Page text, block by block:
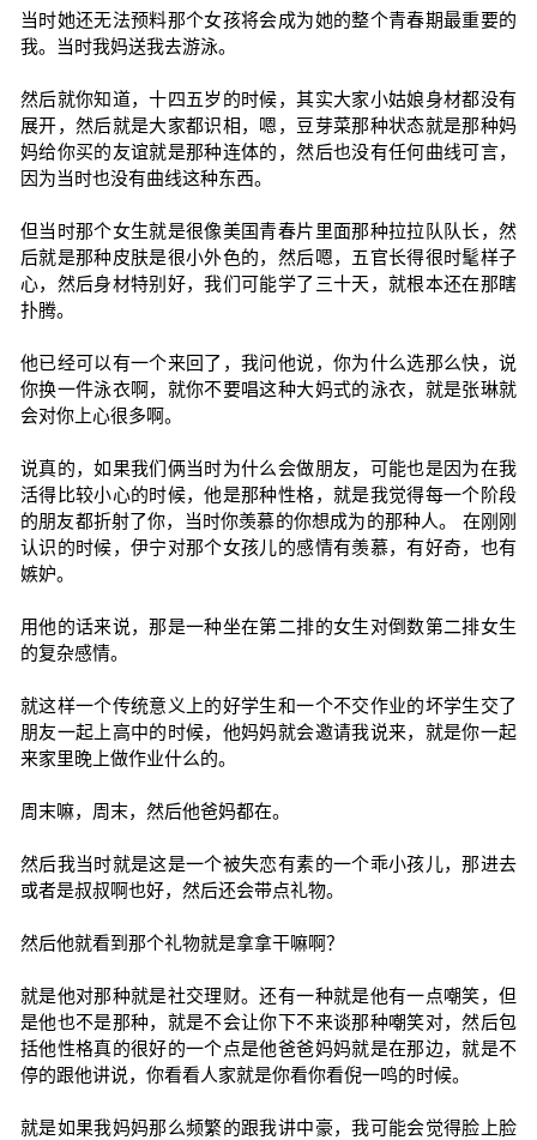
当时她还无法预料那个女孩将会成为她的整个青春期最重要的
我。当时我妈送我去游泳。
然后就你知道，十四五岁的时候，其实大家小姑娘身材都没有
展开，然后就是大家都识相，嗯，豆芽菜那种状态就是那种妈
妈给你买的友谊就是那种连体的，然后也没有任何曲线可言，
因为当时也没有曲线这种东西。
但当时那个女生就是很像美国青春片里面那种拉拉队队长，然
后就是那种皮肤是很小外色的，然后嗯，五官长得很时髦样子
心，然后身材特别好，我们可能学了三十天，就根本还在那瞎
扑腾。
他已经可以有一个来回了，我问他说，你为什么选那么快，说
你换一件泳衣啊，就你不要唱这种大妈式的泳衣，就是张琳就
会对你上心很多啊。
说真的，如果我们俩当时为什么会做朋友，可能也是因为在我
活得比较小心的时候，他是那种性格，就是我觉得每一个阶段
的朋友都折射了你，当时你羡慕的你想成为的那种人。 在刚刚
认识的时候，伊宁对那个女孩儿的感情有羡慕，有好奇，也有
嫉妒。
用他的话来说，那是一种坐在第二排的女生对倒数第二排女生
的复杂感情。
就这样一个传统意义上的好学生和一个不交作业的坏学生交了
朋友一起上高中的时候，他妈妈就会邀请我说来，就是你一起
来家里晚上做作业什么的。
周末嘛，周末，然后他爸妈都在。
然后我当时就是这是一个被失恋有素的一个乖小孩儿，那进去
或者是叔叔啊也好，然后还会带点礼物。
然后他就看到那个礼物就是拿拿干嘛啊？
就是他对那种就是社交理财。还有一种就是他有一点嘲笑，但
是他也不是那种，就是不会让你下不来谈那种嘲笑对，然后包
括他性格真的很好的一个点是他爸爸妈妈就是在那边，就是不
停的跟他讲说，你看看人家就是你看你看倪一鸣的时候。
就是如果我妈妈那么频繁的跟我讲中豪，我可能会觉得脸上脸